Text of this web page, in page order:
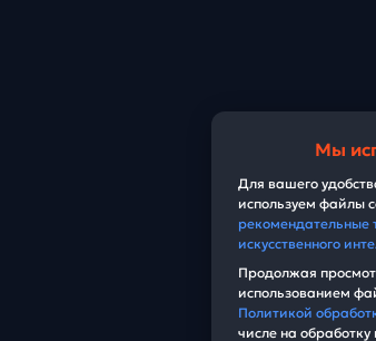
Мы
Для вашего
используем файлы
рекомендательные
искусственного
Продолжая
использованием
Политикой
числе на